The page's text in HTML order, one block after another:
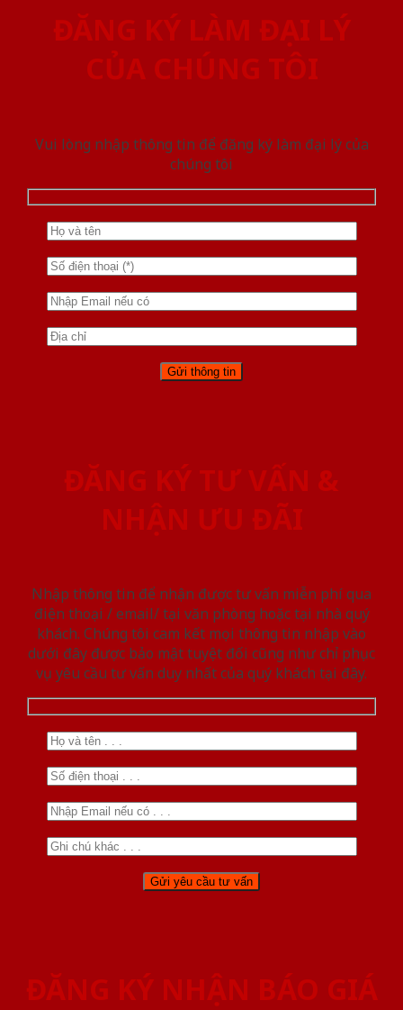
ĐĂNG KÝ LÀM ĐẠI LÝ
CỦA CHÚNG TÔI
Vui lòng nhập thông tin để đăng ký làm đại lý của
chúng tôi
ĐĂNG KÝ TƯ VẤN &
NHẬN ƯU ĐÃI
Nhập thông tin để nhận được tư vấn miễn phí qua
điện thoại / email/ tại văn phòng hoặc tại nhà quý
khách. Chúng tôi cam kết mọi thông tin nhập vào
dưới đây được bảo mật tuyệt đối cũng như chỉ phục
vụ yêu cầu tư vấn duy nhất của quý khách tại đây.
ĐĂNG KÝ NHẬN BÁO GIÁ